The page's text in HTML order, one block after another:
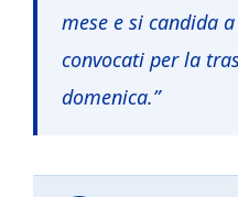
mese e si candida
convocati per la
domenica.”